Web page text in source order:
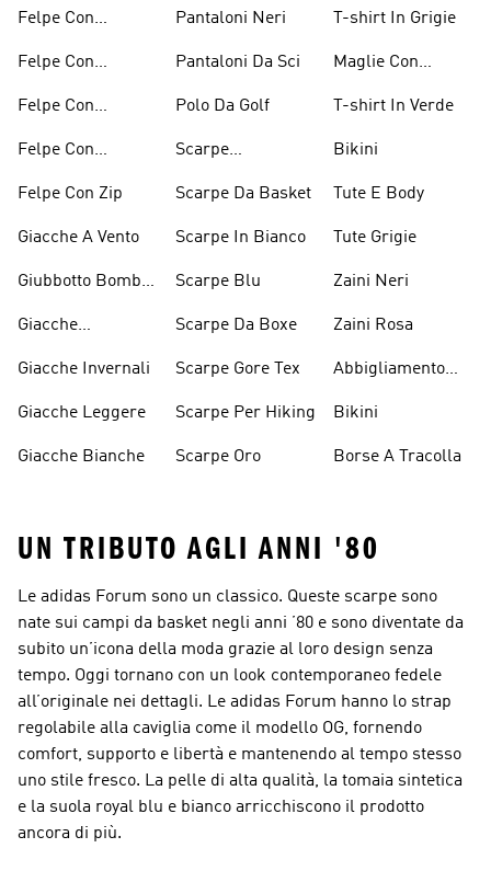
Bordeaux
Felpe Con
Felpe Con
Felpe Con
Felpe Con
Felpe Con Zip
Giacche A Vento
Giubbotto Bomber
Imbottiti
Giacche
Giacche Invernali
Giacche Leggere
Giacche Bianche
Pantaloni Neri
Pantaloni Da Sci
Polo Da Golf
Scarpe
Scarpe Da Basket
Scarpe In Bianco
Scarpe Blu
Scarpe Da Boxe
Scarpe Gore Tex
Scarpe Per Hiking
Scarpe Oro
T-shirt In Grigie
Maglie Con
T-shirt In Verde
Bikini
Tute E Body
Tute Grigie
Zaini Neri
Zaini Rosa
Abbigliamento
Bikini
Borse A Tracolla
UN TRIBUTO AGLI ANNI '80
Le adidas Forum sono un classico. Queste scarpe sono
nate sui campi da basket negli anni ’80 e sono diventate da
subito un’icona della moda grazie al loro design senza
tempo. Oggi tornano con un look contemporaneo fedele
all’originale nei dettagli. Le adidas Forum hanno lo strap
regolabile alla caviglia come il modello OG, fornendo
comfort, supporto e libertà e mantenendo al tempo stesso
uno stile fresco. La pelle di alta qualità, la tomaia sintetica
e la suola royal blu e bianco arricchiscono il prodotto
ancora di più.